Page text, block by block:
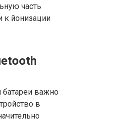
часть
к йонизации
важно
в